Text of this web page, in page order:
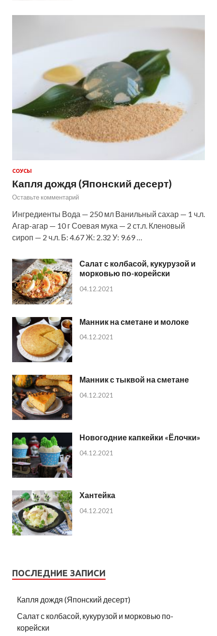
СОУСЫ
Капля дождя (Японский десерт)
Оставьте комментарий
Ингредиенты Вода — 250 мл Ванильный сахар — 1 ч.л.
Агар-агар — 10 г Соевая мука — 2 ст.л. Кленовый
сироп — 2 ч.л. Б: 4.67 Ж: 2.32 У: 9.69 …
Салат с колбасой, кукурузой и
морковью по-корейски
04.12.2021
Манник на сметане и молоке
04.12.2021
Манник с тыквой на сметане
04.12.2021
Новогодние капкейки «Ёлочки»
04.12.2021
Хантейка
04.12.2021
ПОСЛЕДНИЕ ЗАПИСИ
Капля дождя (Японский десерт)
Салат с колбасой, кукурузой и морковью по-
корейски